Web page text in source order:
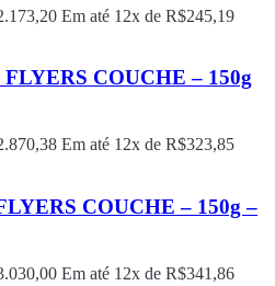
Em até 12x de R$245,19
COUCHE – 150g
Em até 12x de R$323,85
COUCHE – 150g –
Em até 12x de R$341,86